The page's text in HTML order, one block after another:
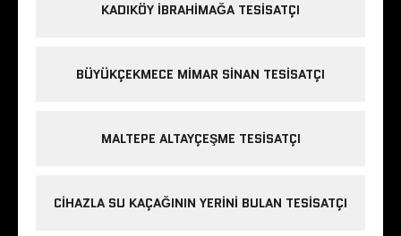
KADIKÖY IBRAHIMAĞA TESISATÇI
BÜYÜKÇEKMECE MIMAR SINAN TESISATÇI
MALTEPE ALTAYÇEŞME TESISATÇI
CIHAZLA SU KAÇAĞININ YERINI BULAN TESISATÇI